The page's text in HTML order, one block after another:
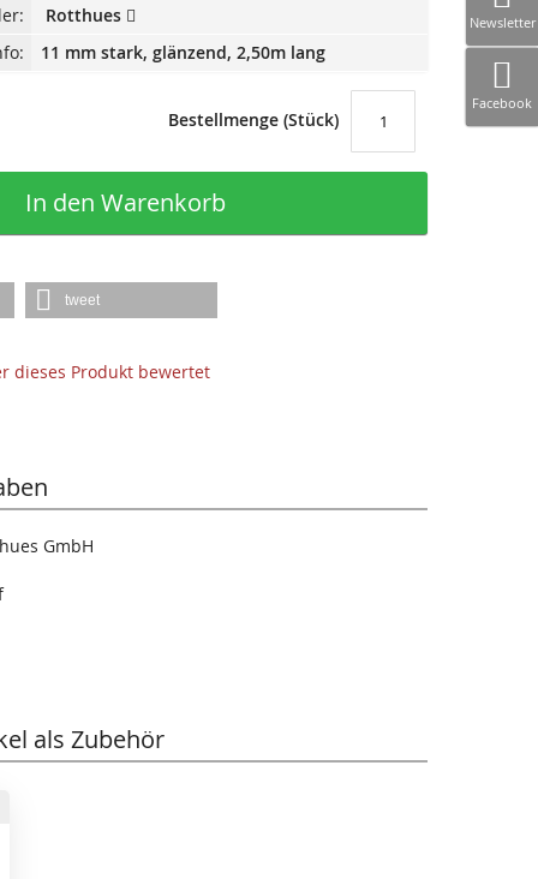
Rotthues
11 mm stark, glänzend, 2,50m lang
Bestellmenge (Stück)
In den Warenkorb
tweet
dieses Produkt bewertet
GmbH
als Zubehör
Newsletter
Facebook